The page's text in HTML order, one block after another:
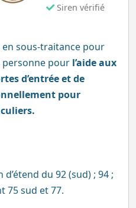
Siren vérifié
en sous-traitance pour
pour l’aide aux
d’entrée et de
pour
du 92 (sud) ; 94 ;
75 sud et 77.